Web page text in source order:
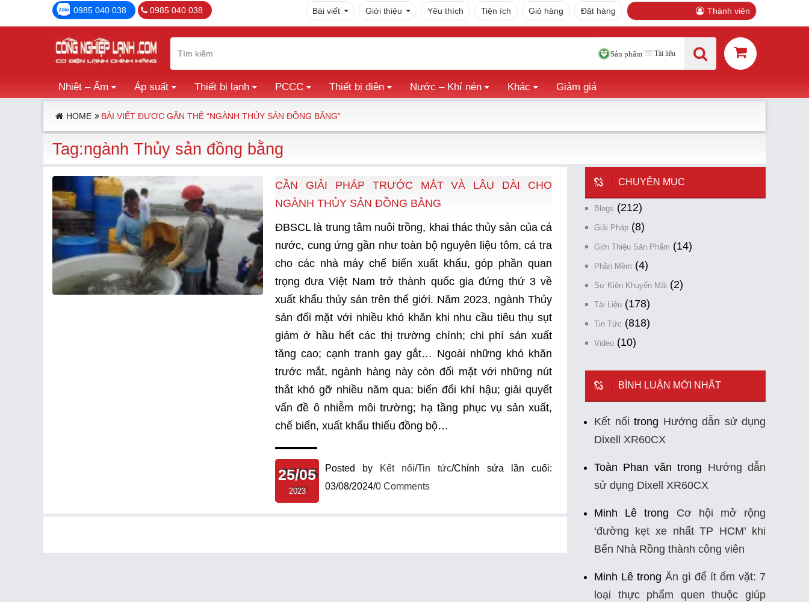
0985 040 038 0985 040 038 Bài viết Giới thiệu Yêu thích Tiện ích Giỏ hàng Đặt hàng Thành viên
Sản phẩm Tài liệu
Nhiệt – Ẩm Áp suất Thiết bị lạnh PCCC Thiết bị điện Nước – Khí nén Khác Giảm giá
HOME BÀI VIẾT ĐƯỢC GẮN THẺ “NGÀNH THỦY SẢN ĐỒNG BẰNG”
Tag:ngành Thủy sản đồng bằng
CẦN GIẢI PHÁP TRƯỚC MẮT VÀ LÂU DÀI CHO
NGÀNH THỦY SẢN ĐỒNG BẰNG
ÐBSCL là trung tâm nuôi trồng, khai thác thủy sản của cả
nước, cung ứng gần như toàn bộ nguyên liệu tôm, cá tra
cho các nhà máy chế biến xuất khẩu, góp phần quan
trọng đưa Việt Nam trở thành quốc gia đứng thứ 3 về
xuất khẩu thủy sản trên thế giới. Năm 2023, ngành Thủy
sản đối mặt với nhiều khó khăn khi nhu cầu tiêu thụ sụt
giảm ở hầu hết các thị trường chính; chi phí sản xuất
tăng cao; cạnh tranh gay gắt… Ngoài những khó khăn
trước mắt, ngành hàng này còn đối mặt với những nút
thắt khó gỡ nhiều năm qua: biến đổi khí hậu; giải quyết
vấn đề ô nhiễm môi trường; hạ tầng phục vụ sản xuất,
chế biến, xuất khẩu thiếu đồng bộ…
25/05
2023
Posted by Kết nối/Tin tức/Chỉnh sửa lần cuối:
03/08/2024/0 Comments
CHUYÊN MỤC
Blogs (212)
Giải Pháp (8)
Giới Thiệu Sản Phẩm (14)
Phần Mềm (4)
Sự Kiện Khuyến Mãi (2)
Tài Liệu (178)
Tin Tức (818)
Video (10)
BÌNH LUẬN MỚI NHẤT
Kết nối trong Hướng dẫn sử dụng
Dixell XR60CX
Toàn Phan văn trong Hướng dẫn
sử dụng Dixell XR60CX
Minh Lê trong Cơ hội mở rộng
‘đường kẹt xe nhất TP HCM’ khi
Bến Nhà Rồng thành công viên
Minh Lê trong Ăn gì để ít ốm vặt: 7
loại thực phẩm quen thuộc giúp